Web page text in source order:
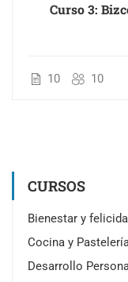
Curso 3:
10 10
CURSOS
Bienestar y
Cocina y
Desarrollo